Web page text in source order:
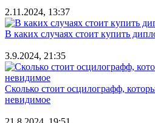
2.11.2024, 13:37
В каких случаях стоит купить
3.9.2024, 21:35
Сколько стоит осцилографф,
невидимое